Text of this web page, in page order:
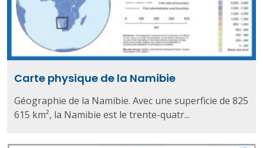
Carte physique de la Namibie
Géographie de la Namibie. Avec une superficie de 825
615 km², la Namibie est le trente-quatr...